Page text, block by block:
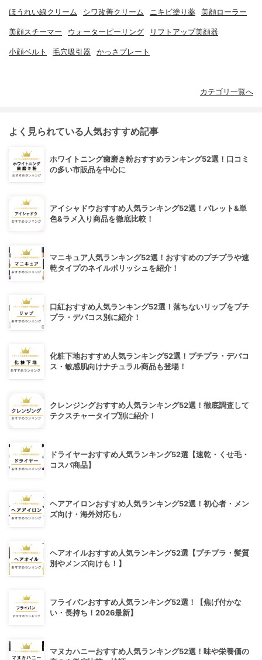
ほうれい線クリーム シワ改善クリーム ニキビ塗り薬 美顔ローラー
美顔スチーマー ウォーターピーリング リフトアップ美顔器
小顔ベルト 毛穴吸引器 かっさプレート
カテゴリ一覧へ
よく見られている人気おすすめ記事
ホワイトニング歯磨き粉おすすめランキング52選！口コミ
の多い市販品を中心に
アイシャドウおすすめ人気ランキング52選！パレット&単
色&ラメ入り商品を徹底比較！
マニキュア人気ランキング52選！おすすめのプチプラや速
乾タイプのネイルポリッシュを紹介！
口紅おすすめ人気ランキング52選！落ちないリップをプチ
プラ・デパコス別に紹介！
化粧下地おすすめ人気ランキング52選！プチプラ・デパコ
ス・敏感肌向けナチュラル商品も登場！
クレンジングおすすめ人気ランキング52選！徹底調査して
テクスチャータイプ別に紹介！
ドライヤーおすすめ人気ランキング52選【速乾・くせ毛・
コスパ商品】
ヘアアイロンおすすめ人気ランキング52選！初心者・メン
ズ向け・海外対応も♪
ヘアオイルおすすめ人気ランキング52選【プチプラ・髪質
別やメンズ向けも！】
フライパンおすすめ人気ランキング52選！【焦げ付かな
い・長持ち！2026最新】
マヌカハニーおすすめ人気ランキング52選！味や栄養価の